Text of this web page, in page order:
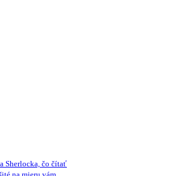
Sherlocka, čo čítať